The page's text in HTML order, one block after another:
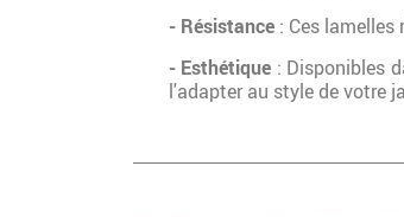
- Résistance : Ces
- Esthétique : Disponibles
l'adapter au style de votre